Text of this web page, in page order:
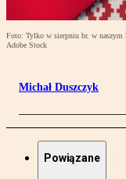
Foto: Tylko w sierpniu br. w naszym
Adobe Stock
Michał Duszczyk
Powiązane